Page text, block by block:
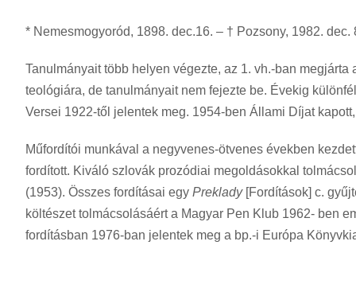
* Nemesmogyoród, 1898. dec.16. – † Pozsony, 1982. dec.
Tanulmányait több helyen végezte, az 1. vh.-ban
teológiára, de tanulmányait nem fejezte be. Évekig
Versei 1922-től jelentek meg. 1954-ben Állami Díjat
Műfordítói munkával a negyvenes-ötvenes években
fordított. Kiváló szlovák prozódiai megoldásokkal
(1953). Összes fordításai egy Preklady [Fordítások] c.
költészet tolmácsolásáért a Magyar Pen Klub 1962- ben
fordításban 1976-ban jelentek meg a bp.-i Európa